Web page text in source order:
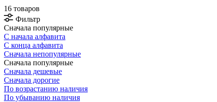
16 товаров
Фильтр
Сначала популярные
С начала алфавита
С конца алфавита
Сначала непопулярные
Сначала популярные
Сначала дешевые
Сначала дорогие
По возрастанию наличия
По убыванию наличия